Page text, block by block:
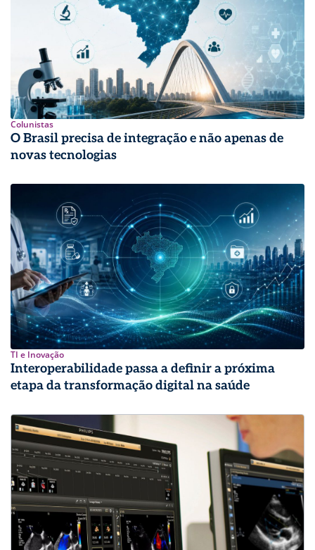
Colunistas
O Brasil precisa de integração e não apenas de
novas tecnologias
TI e Inovação
Interoperabilidade passa a definir a próxima
etapa da transformação digital na saúde